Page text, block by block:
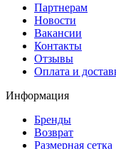
Партнерам
Новости
Вакансии
Контакты
Отзывы
Оплата и
Информация
Бренды
Возврат
Размерная сетка